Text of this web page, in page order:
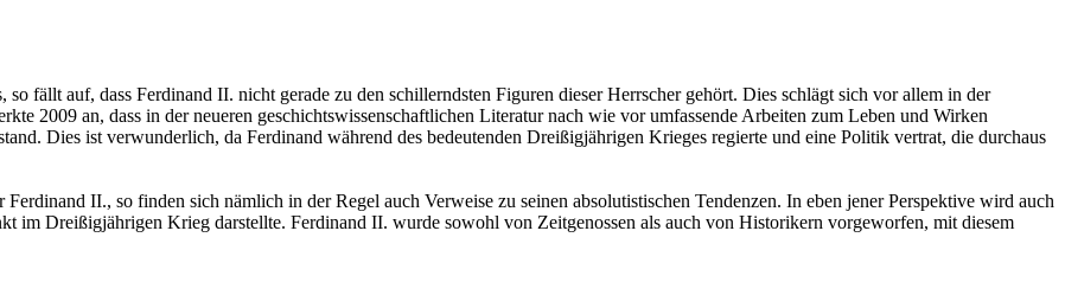
fällt auf, dass Ferdinand II. nicht gerade zu den schillerndsten Figuren dieser Herrscher gehört. Dies schlägt sich vor allem in der
2009 an, dass in der neueren geschichtswissenschaftlichen Literatur nach wie vor umfassende Arbeiten zum Leben und Wirken
Dies ist verwunderlich, da Ferdinand während des bedeutenden Dreißigjährigen Krieges regierte und eine Politik vertrat, die durchaus
II., so finden sich nämlich in der Regel auch Verweise zu seinen absolutistischen Tendenzen. In eben jener Perspektive wird auch
im Dreißigjährigen Krieg darstellte. Ferdinand II. wurde sowohl von Zeitgenossen als auch von Historikern vorgeworfen, mit diesem